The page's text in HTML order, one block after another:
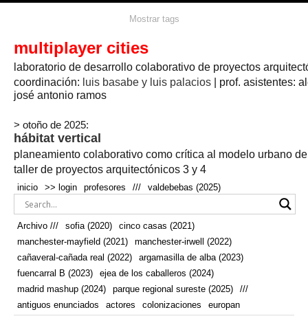
agricultura agricultura circular
arquitectura textil arte artesanía
bicicletas biodiversidad biorrefinería biotecnología bloque lineal
bodega bosque botánica caminos camping campo
cañada
real
canal cañaveral
real
cocina colaboración
autonoma
conectar
cooperativa crecimiento cueva cultivo cultivos deporte
don
quijote
ecosistema ejea de los caballeros
renovables
enterrado espacio social espacio verde
estructura europan fauna
fernández del amo festival fiesta flexibilidad fotomontaje
fuencarral b gastronomía geologia
geometrización curvas de
nivel
grúas habitar habitat hábitat hotel
infraestructura inmigración instalaciones invernadero
laguna línea del tiempo lineal longitudinal
manchester mapeo marihuana mayfield
mercado
modular modulo módulo
Mostrar tags
multiplayer cities
laboratorio de desarrollo colaborativo de proyectos
coordinación: luis basabe y luis palacios | prof. asistentes:
josé antonio ramos
> otoño de 2025:
hábitat vertical
planeamiento colaborativo como crítica al modelo urbano
taller de proyectos arquitectónicos 3 y 4
inicio >> login profesores /// valdebebas (2025)
Archivo /// sofia (2020)
cinco casas (2021)
manchester-mayfield (2021)
manchester-irwell (2022)
cañaveral-cañada real (2022)
argamasilla de alba (2023)
fuencarral B (2023)
ejea de los caballeros (2024)
madrid mashup (2024)
parque regional sureste (2025)
///
antiguos enunciados
actores colonizaciones europan